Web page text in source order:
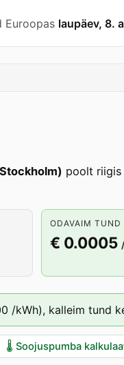
Euroopas laupäev, 8.
poolt
ODAVAIM
€ 0.0005
/kWh), kalleim tund
🌡️ Soojuspumba